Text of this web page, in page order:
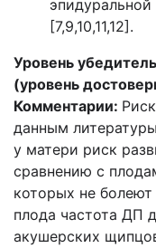
[7,9,10,11,12].
Уровень
(уровень
Комментарии:
данным
у матери риск
сравнению с
которых не
плода частота ДП
акушерских